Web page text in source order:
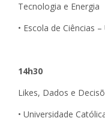
Tecnologia e Energia
• Escola de Ciências
14h30
Likes, Dados e
• Universidade